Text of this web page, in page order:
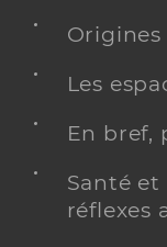
Les
En bref,
Santé
réflexes